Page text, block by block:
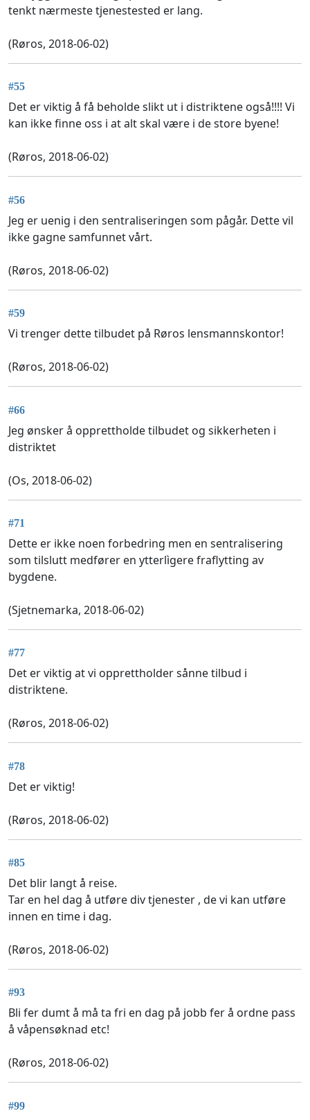
tenkt nærmeste tjenestested er lang.
(Røros, 2018-06-02)
#55
Det er viktig å få beholde slikt ut i distriktene også!!!! Vi
kan ikke finne oss i at alt skal være i de store byene!
(Røros, 2018-06-02)
#56
Jeg er uenig i den sentraliseringen som pågår. Dette vil
ikke gagne samfunnet vårt.
(Røros, 2018-06-02)
#59
Vi trenger dette tilbudet på Røros lensmannskontor!
(Røros, 2018-06-02)
#66
Jeg ønsker å opprettholde tilbudet og sikkerheten i
distriktet
(Os, 2018-06-02)
#71
Dette er ikke noen forbedring men en sentralisering
som tilslutt medfører en ytterlìgere fraflytting av
bygdene.
(Sjetnemarka, 2018-06-02)
#77
Det er viktig at vi opprettholder sånne tilbud i
distriktene.
(Røros, 2018-06-02)
#78
Det er viktig!
(Røros, 2018-06-02)
#85
Det blir langt å reise.
Tar en hel dag å utføre div tjenester , de vi kan utføre
innen en time i dag.
(Røros, 2018-06-02)
#93
Bli fer dumt å må ta fri en dag på jobb fer å ordne pass
å våpensøknad etc!
(Røros, 2018-06-02)
#99